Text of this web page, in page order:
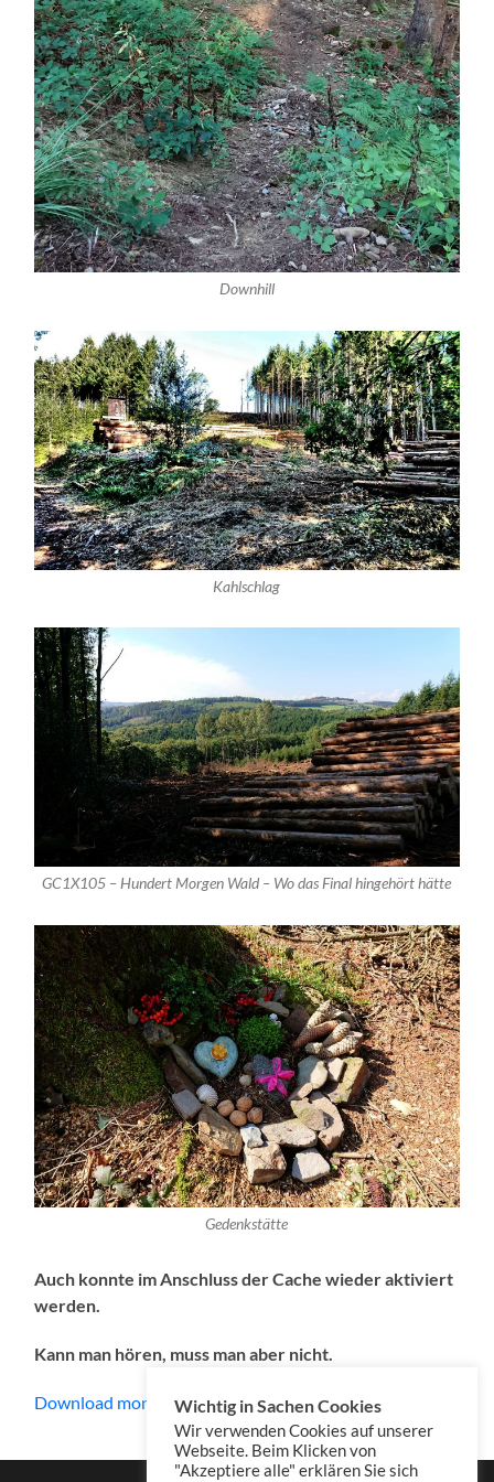
Downhill
Kahlschlag
GC1X105 – Hundert Morgen Wald – Wo das Final hingehört hätte
Gedenkstätte
Auch konnte im Anschluss der Cache wieder aktiviert
werden.
Kann man hören, muss man aber nicht.
Download mono Wichtig in Sachen Cookies
Wir verwenden Cookies auf unserer
Webseite. Beim Klicken von
"Akzeptiere alle" erklären Sie sich